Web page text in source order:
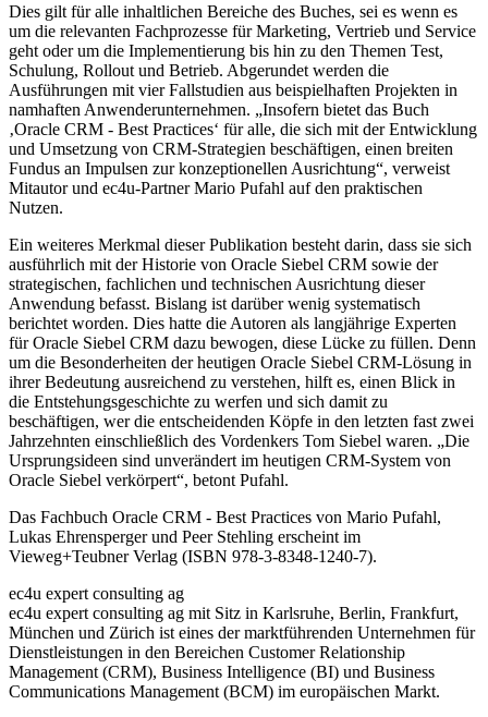
Dies gilt für alle inhaltlichen Bereiche des Buches, sei es wenn es
um die relevanten Fachprozesse für Marketing, Vertrieb und Service
geht oder um die Implementierung bis hin zu den Themen Test,
Schulung, Rollout und Betrieb. Abgerundet werden die
Ausführungen mit vier Fallstudien aus beispielhaften Projekten in
namhaften Anwenderunternehmen. „Insofern bietet das Buch
‚Oracle CRM - Best Practices‘ für alle, die sich mit der Entwicklung
und Umsetzung von CRM-Strategien beschäftigen, einen breiten
Fundus an Impulsen zur konzeptionellen Ausrichtung“, verweist
Mitautor und ec4u-Partner Mario Pufahl auf den praktischen
Nutzen.
Ein weiteres Merkmal dieser Publikation besteht darin, dass sie sich
ausführlich mit der Historie von Oracle Siebel CRM sowie der
strategischen, fachlichen und technischen Ausrichtung dieser
Anwendung befasst. Bislang ist darüber wenig systematisch
berichtet worden. Dies hatte die Autoren als langjährige Experten
für Oracle Siebel CRM dazu bewogen, diese Lücke zu füllen. Denn
um die Besonderheiten der heutigen Oracle Siebel CRM-Lösung in
ihrer Bedeutung ausreichend zu verstehen, hilft es, einen Blick in
die Entstehungsgeschichte zu werfen und sich damit zu
beschäftigen, wer die entscheidenden Köpfe in den letzten fast zwei
Jahrzehnten einschließlich des Vordenkers Tom Siebel waren. „Die
Ursprungsideen sind unverändert im heutigen CRM-System von
Oracle Siebel verkörpert“, betont Pufahl.
Das Fachbuch Oracle CRM - Best Practices von Mario Pufahl,
Lukas Ehrensperger und Peer Stehling erscheint im
Vieweg+Teubner Verlag (ISBN 978-3-8348-1240-7).
ec4u expert consulting ag
ec4u expert consulting ag mit Sitz in Karlsruhe, Berlin, Frankfurt,
München und Zürich ist eines der marktführenden Unternehmen für
Dienstleistungen in den Bereichen Customer Relationship
Management (CRM), Business Intelligence (BI) und Business
Communications Management (BCM) im europäischen Markt.